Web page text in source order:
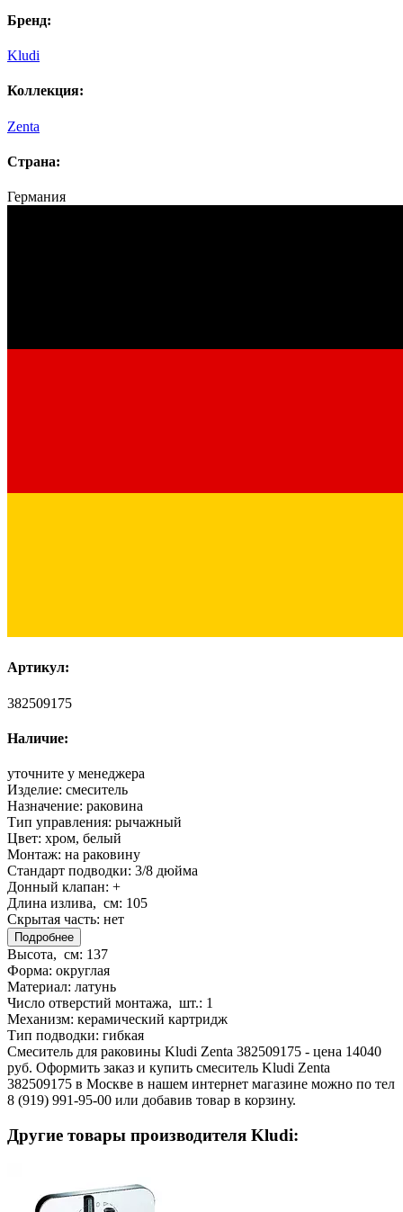
Бренд:
Kludi
Коллекция:
Zenta
Страна:
Германия
Артикул:
382509175
Наличие:
уточните у менеджера
Изделие: смеситель
Назначение: раковина
Тип управления: рычажный
Цвет: хром, белый
Монтаж: на раковину
Стандарт подводки: 3/8 дюйма
Донный клапан: +
Длина излива, см: 105
Скрытая часть: нет
Подробнее
Высота, см: 137
Форма: округлая
Материал: латунь
Число отверстий монтажа, шт.: 1
Механизм: керамический картридж
Тип подводки: гибкая
Смеситель для раковины Kludi Zenta 382509175 - цена 14040
руб. Оформить заказ и купить смеситель Kludi Zenta
382509175 в Москве в нашем интернет магазине можно по тел
8 (919) 991-95-00 или добавив товар в корзину.
Другие товары производителя Kludi: